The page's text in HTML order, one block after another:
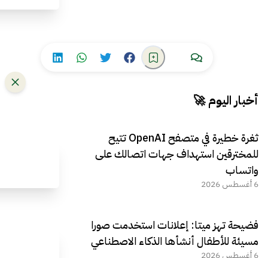
أخبار اليوم 🚀
ثغرة خطيرة في متصفح OpenAI تتيح
للمخترقين استهداف جهات اتصالك على
واتساب
6 أغسطس 2026
فضيحة تهز ميتا: إعلانات استخدمت صورا
مسيئة للأطفال أنشأها الذكاء الاصطناعي